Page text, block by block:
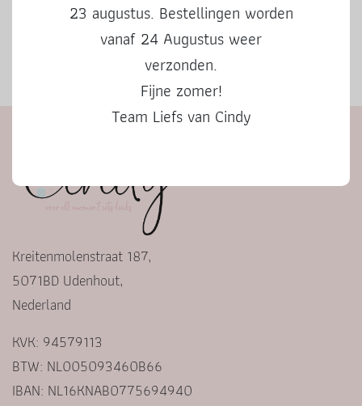
Herfstbingo
23 augustus. Bestellingen worden
vanaf 24 Augustus weer
verzonden.
Fijne zomer!
Team Liefs van Cindy
Kreitenmolenstraat 187,
5071BD Udenhout,
Nederland
KVK: 94579113
BTW: NL005093460B66
IBAN: NL16KNAB0775694940